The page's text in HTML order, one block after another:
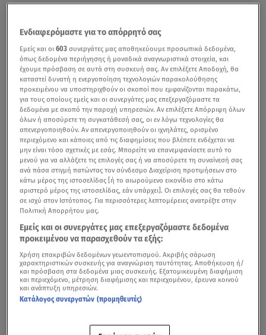
Ενδιαφερόμαστε για το απόρρητό σας
Εμείς και οι603 συνεργάτες μας αποθηκεύουμε προσωπικά δεδομένα,
όπως δεδομένα περιήγησης ή μοναδικά αναγνωριστικά στοιχεία, και
έχουμε πρόσβαση σε αυτά στη συσκευή σας. Αν επιλέξετε Αποδοχή, θα
καταστεί δυνατή η ενεργοποίηση τεχνολογιών παρακολούθησης
προκειμένου να υποστηριχθούν οι σκοποί που εμφανίζονται παρακάτω,
για τους οποίους εμείς και οι συνεργάτες μας επεξεργαζόμαστε τα
δεδομένα με σκοπό την παροχή υπηρεσιών. Αν επιλέξετε Απόρριψη όλων
όλων ή αποσύρετε τη συγκατάθεσή σας, οι εν λόγω τεχνολογίες θα
απενεργοποιηθούν. Αν απενεργοποιηθούν οι ιχνηλάτες, ορισμένο
περιεχόμενο και κάποιες από τις διαφημίσεις που βλέπετε ενδέχεται να
μην είναι τόσο σχετικές με εσάς. Μπορείτε να επανεμφανίσετε αυτό το
μενού για να αλλάξετε τις επιλογές σας ή να αποσύρετε τη συναίνεσή σας
ανά πάσα στιγμή πατώντας τον σύνδεσμο Διαχείριση προτιμήσεων στο
κάτω μέρος της ιστοσελίδας [ή το αιωρούμενο εικονίδιο στο κάτω
αριστερό μέρος της ιστοσελίδας, εάν υπάρχει]. Οι επιλογές σας θα τεθούν
σε ισχύ στον Ιστότοπος. Για περισσότερες λεπτομέρειες ανατρέξτε στην
Πολιτική Απορρήτου μας.
Εμείς και οι συνεργάτες μας επεξεργαζόμαστε δεδομένα
προκειμένου να παρασχεθούν τα εξής:
Χρήση επακριβών δεδομένων γεωεντοπισμού. Ακριβής σάρωση
χαρακτηριστικών συσκευής για αναγνώριση ταυτότητας. Αποθήκευση ή/
και πρόσβαση στα δεδομένα μιας συσκευής. Εξατομικευμένη διαφήμιση
και περιεχόμενο, μέτρηση διαφήμισης και περιεχομένου, έρευνα κοινού
και ανάπτυξη υπηρεσιών.
Κατάλογος συνεργατών (προμηθευτές)